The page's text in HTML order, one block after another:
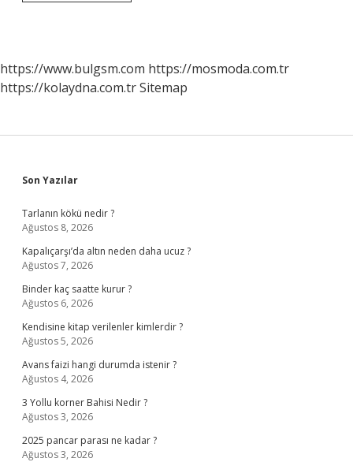
https://www.bulgsm.com https://mosmoda.com.tr
https://kolaydna.com.trSitemap
Sidebar
Son Yazılar
Tarlanın kökü nedir ?
Ağustos 8, 2026
Kapalıçarşı’da altın neden daha ucuz ?
Ağustos 7, 2026
Binder kaç saatte kurur ?
Ağustos 6, 2026
Kendisine kitap verilenler kimlerdir ?
Ağustos 5, 2026
Avans faizi hangi durumda istenir ?
Ağustos 4, 2026
3 Yollu korner Bahisi Nedir ?
Ağustos 3, 2026
2025 pancar parası ne kadar ?
Ağustos 3, 2026